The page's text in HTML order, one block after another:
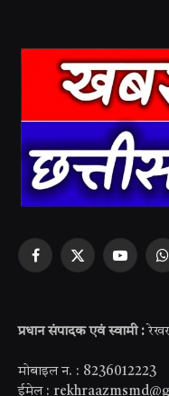
Facebook
X
YouTube
प्रधान संपादक एवं स्वामी :
मोबाइल न. : 8236012223
ईमेल :